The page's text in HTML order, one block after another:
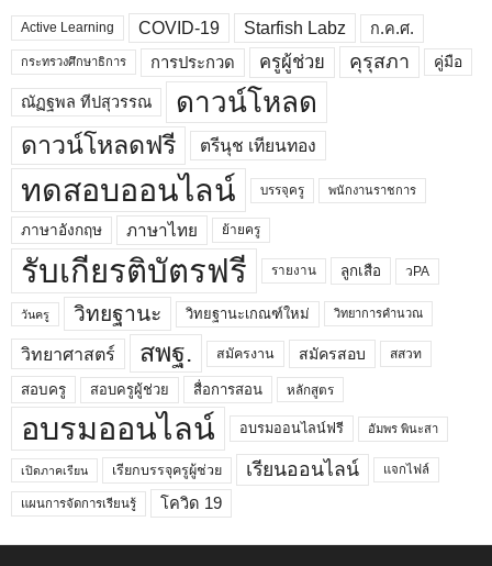
Active Learning COVID-19 Starfish Labz ก.ค.ศ.
กระทรวงศึกษาธิการ การประกวด ครูผู้ช่วย คุรุสภา คู่มือ
ณัฏฐพล ทีปสุวรรณ ดาวน์โหลด
ดาวน์โหลดฟรี ตรีนุช เทียนทอง
ทดสอบออนไลน์ บรรจุครู พนักงานราชการ
ภาษาอังกฤษ ภาษาไทย ย้ายครู
รับเกียรติบัตรฟรี รายงาน ลูกเสือ วPA
วันครู วิทยฐานะ วิทยฐานะเกณฑ์ใหม่ วิทยาการคำนวณ
วิทยาศาสตร์ สพฐ. สมัครงาน สมัครสอบ สสวท
สอบครู สอบครูผู้ช่วย สื่อการสอน หลักสูตร
อบรมออนไลน์ อบรมออนไลน์ฟรี อัมพร พินะสา
เปิดภาคเรียน เรียกบรรจุครูผู้ช่วย เรียนออนไลน์ แจกไฟล์
แผนการจัดการเรียนรู้ โควิด 19